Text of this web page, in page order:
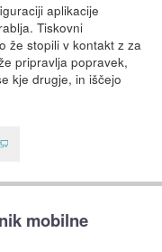
aplikacije
Tiskovni
že stopili v kontakt z za
pripravlja popravek,
kje drugje, in iščejo
mobilne